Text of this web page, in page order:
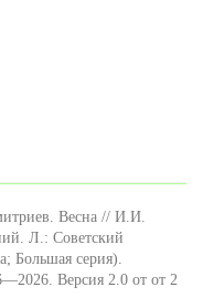
Весна // И.И.
Л.: Советский
Большая серия).
Версия 2.0 от от 2